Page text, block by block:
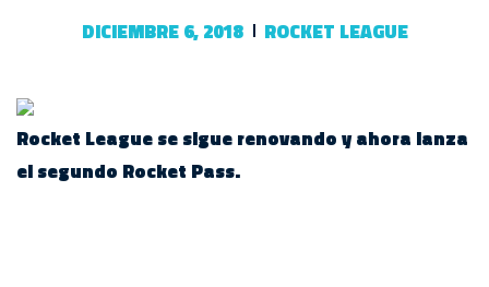
DICIEMBRE 6, 2018 ROCKET LEAGUE
Rocket League se sigue renovando y ahora lanza
el segundo Rocket Pass.